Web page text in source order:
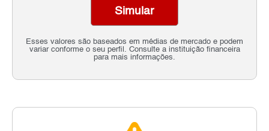
Esses valores são baseados em médias de mercado e podem
variar conforme o seu perfil. Consulte a instituição financeira
para mais informações.
Simular